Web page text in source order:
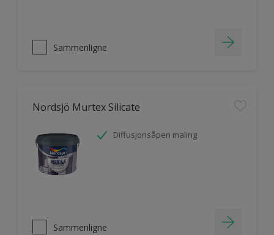
Sammenligne
Nordsjö Murtex Silicate
Diffusjonsåpen maling
Sammenligne